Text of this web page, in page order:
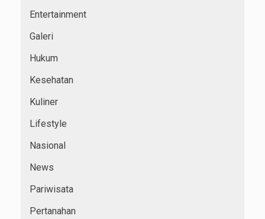
Entertainment
Galeri
Hukum
Kesehatan
Kuliner
Lifestyle
Nasional
News
Pariwisata
Pertanahan